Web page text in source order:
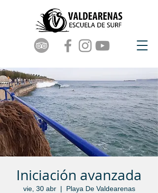
Iniciación avanzada
vie, 30 abr
  |
Playa De Valdearenas